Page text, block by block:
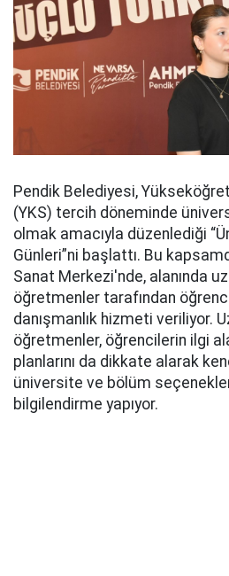
Pendik Belediyesi,
(YKS) tercih döneminde
olmak amacıyla düzenlediği
Günleri”ni başlattı. Bu
Sanat Merkezi'nde, alanında
öğretmenler tarafından
danışmanlık hizmeti veriliyor.
öğretmenler, öğrencilerin ilgi
planlarını da dikkate alarak
üniversite ve bölüm
bilgilendirme yapıyor.